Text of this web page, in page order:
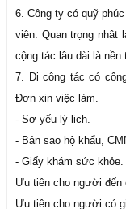
6. Công ty có quỹ
viên. Quan trọng
cộng tác lâu dài là nền
7. Đi công tác có
Đơn xin việc làm.
- Sơ yếu lý lịch.
- Bản sao hộ khẩu,
- Giấy khám sức khỏe.
Ưu tiên cho người
Ưu tiên cho người có